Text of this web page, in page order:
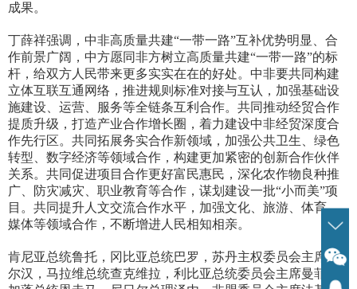
成果。
丁薛祥强调，中非高质量共建“一带一路”互补优势明显、合
作前景广阔，中方愿同非方树立高质量共建“一带一路”的标
杆，给双方人民带来更多实实在在的好处。中非要共同构建
立体互联互通网络，推进规则标准对接与互认，加强基础设
施建设、运营、服务等全链条互利合作。共同推动经贸合作
提质升级，打造产业合作增长圈，着力建设中非经贸深度合
作先行区。共同拓展务实合作新领域，加强公共卫生、绿色
转型、数字经济等领域合作，构建更加紧密的创新合作伙伴
关系。共同促进项目合作更好富民惠民，深化农作物良种推
广、防灾减灾、职业教育等合作，谋划建设一批“小而美”项
目。共同提升人文交流合作水平，加强文化、旅游、体育、
媒体等领域合作，不断增进人民相知相亲。
肯尼亚总统鲁托，冈比亚总统巴罗，苏丹主权委员会主席布
尔汉，马拉维总统查克维拉，利比亚总统委员会主席曼菲，